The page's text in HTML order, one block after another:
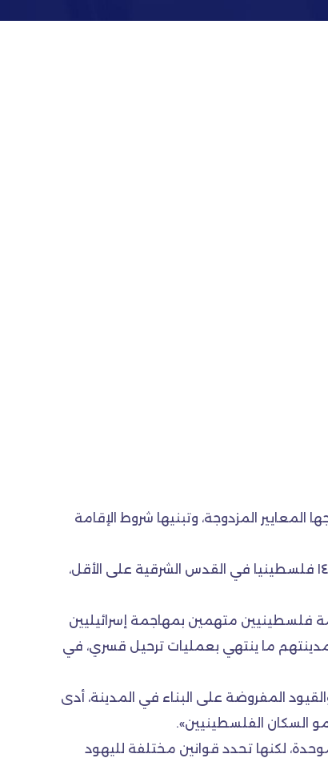
المزدوجة، وتبنيها شروط الإقامة
وورد في تقرير للمنظمة «منذ بداية احتلال إسرائيل للقدس الشرقية عام ١٩٦٧ وحتى نهاية ٢٠١٦، ألغت إسرائيل إقامات ١٤٥٩٥ فلسطينيا في القدس الشرقية على الأقل،
فلسطينيين متهمين بمهاجمة إسرائيليين
ما ينتهي بعمليات ترحيل قسري، في
المفروضة على البناء في المدينة، أدى
السكان الفلسطينيين».
لكنها تحدد قوانين مختلفة لليهود